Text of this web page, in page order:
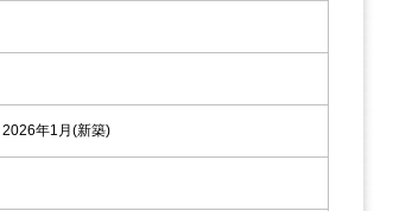
2026年1月(新築)